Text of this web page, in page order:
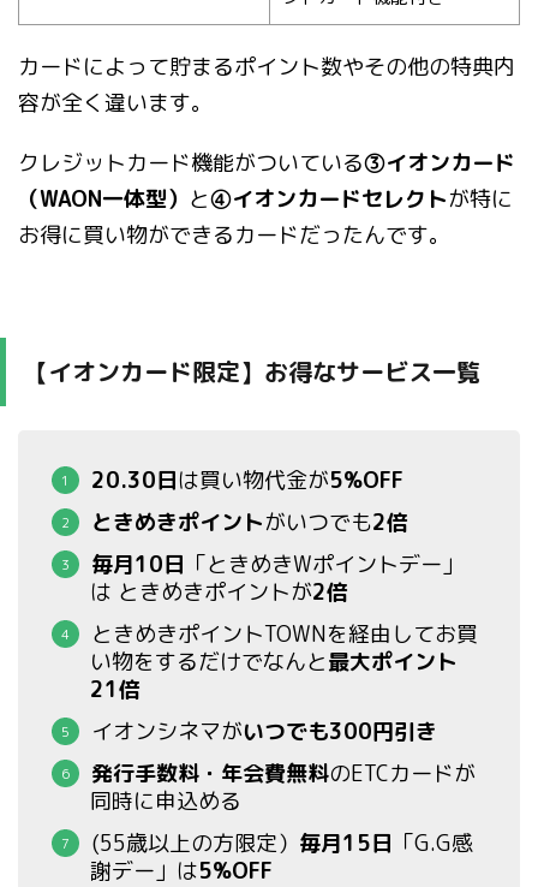
カードによって貯まるポイント数やその他の特典内
容が全く違います。
クレジットカード機能がついている③イオンカード
（WAON一体型） と④イオンカードセレクトが特に
お得に買い物ができるカードだったんです。
【イオンカード限定】お得なサービス一覧
20.30日は買い物代金が5%OFF
ときめきポイントがいつでも2倍
毎月10日 「ときめきWポイントデー」
は ときめきポイントが2倍
ときめきポイントTOWNを経由してお買
い物をするだけでなんと最大ポイント
21倍
イオンシネマがいつでも300円引き
発行手数料・年会費無料のETCカードが
同時に申込める
(55歳以上の方限定） 毎月15日 「G.G感
謝デー」は5%OFF